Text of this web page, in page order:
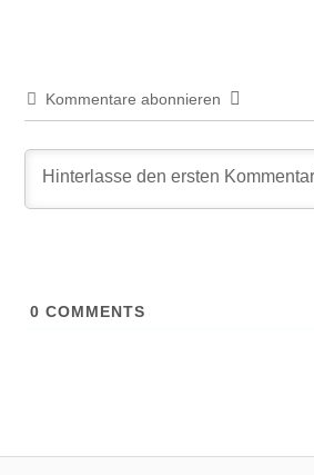
Kommentare abonnieren
0 COMMENTS